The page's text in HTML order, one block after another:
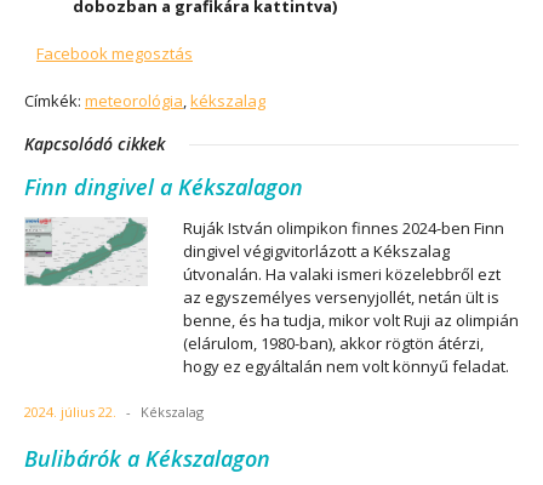
dobozban a grafikára kattintva)
Facebook megosztás
Címkék: meteorológia,kékszalag
Kapcsolódó cikkek
Finn dingivel a Kékszalagon
Ruják István olimpikon finnes 2024-ben Finn
dingivel végigvitorlázott a Kékszalag
útvonalán. Ha valaki ismeri közelebbről ezt
az egyszemélyes versenyjollét, netán ült is
benne, és ha tudja, mikor volt Ruji az olimpián
(elárulom, 1980-ban), akkor rögtön átérzi,
hogy ez egyáltalán nem volt könnyű feladat.
2024. július 22. - Kékszalag
Bulibárók a Kékszalagon